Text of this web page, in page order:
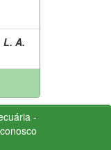
L. A.
-